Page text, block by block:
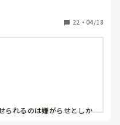
むようにと。
ること多数
です
22 ・ 04/18
られるのは嫌がらせとしか